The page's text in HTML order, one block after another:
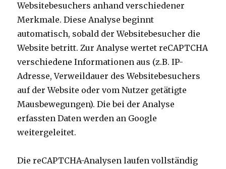
Websitebesuchers anhand verschiedener
Merkmale. Diese Analyse beginnt
automatisch, sobald der Websitebesucher die
Website betritt. Zur Analyse wertet reCAPTCHA
verschiedene Informationen aus (z.B. IP-
Adresse, Verweildauer des Websitebesuchers
auf der Website oder vom Nutzer getätigte
Mausbewegungen). Die bei der Analyse
erfassten Daten werden an Google
weitergeleitet.
Die reCAPTCHA-Analysen laufen vollständig